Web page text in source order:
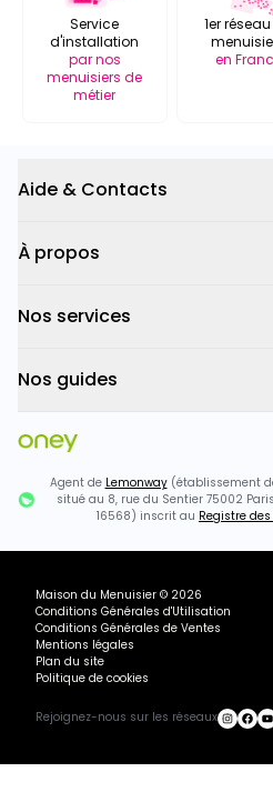
Service
d'installation
par nos
menuisiers de
métier
1er
en
Aide & Contacts
À propos
Nos services
Nos guides
Agent de Lemonway(établissement
situé au 8, rue du Sentier 75002
16568) inscrit au Registre
Maison du Menuisier © 2026
Conditions Générales d'Utilisation
Conditions Générales de Ventes
Mentions légales
Plan du site
Politique de cookies
Rejoignez-nous sur les réseaux